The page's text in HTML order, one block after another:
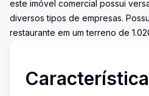
este imóvel comercial possui
diversos tipos de empresas.
restaurante em um terreno de